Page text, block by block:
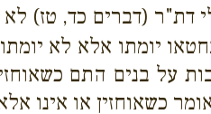
דת"ר (דברים כד, טז)
יומתו אלא לא
על בנים התם
כשאוחזין או אינו